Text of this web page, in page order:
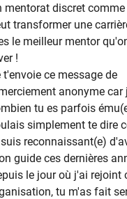
mentorat discret
transformer une
le meilleur mentor
!
t'envoie ce message de
anonyme car
tu es parfois
simplement te dire
reconnaissant(e)
guide ces dernières
le jour où j'ai rejoint
tu m'as fait